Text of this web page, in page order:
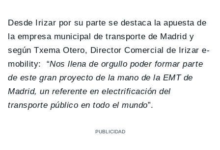
Desde Irizar por su parte se destaca la apuesta de
la empresa municipal de transporte de Madrid y
según Txema Otero, Director Comercial de Irizar e-
mobility: “Nos llena de orgullo poder formar parte
de este gran proyecto de la mano de la EMT de
Madrid, un referente en electrificación del
transporte público en todo el mundo”.